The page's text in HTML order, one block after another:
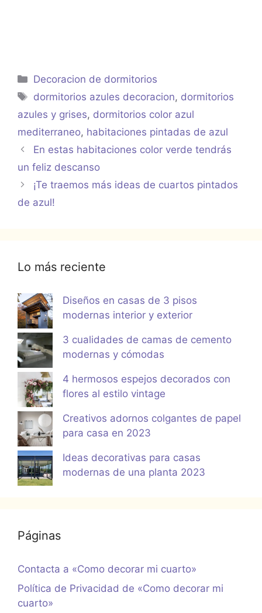
Categorías
Decoracion de dormitorios
Etiquetas
dormitorios azules decoracion, dormitorios
azules y grises, dormitorios color azul
mediterraneo, habitaciones pintadas de azul
En estas habitaciones color verde tendrás
un feliz descanso
¡Te traemos más ideas de cuartos pintados
de azul!
Lo más reciente
Diseños en casas de 3 pisos
modernas interior y exterior
3 cualidades de camas de cemento
modernas y cómodas
4 hermosos espejos decorados con
flores al estilo vintage
Creativos adornos colgantes de papel
para casa en 2023
Ideas decorativas para casas
modernas de una planta 2023
Páginas
Contacta a «Como decorar mi cuarto»
Política de Privacidad de «Como decorar mi
cuarto»